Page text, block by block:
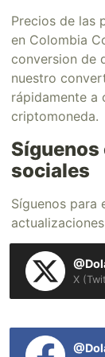
Precios de las
en Colombia
conversion de
nuestro
rápidamente a
criptomoneda.
Síguenos
sociales
Síguenos para
X